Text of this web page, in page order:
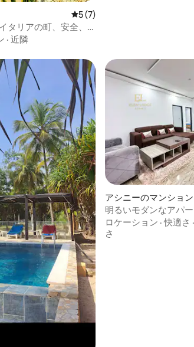
レビュー7件、5つ星中5つ星の
5 (7)
タリアの町、安全、
· 近隣
の平均評価 アシニーのマンショ
明るいモダンなアパ
つろげる
ロケーション ·快適さ ·
さ